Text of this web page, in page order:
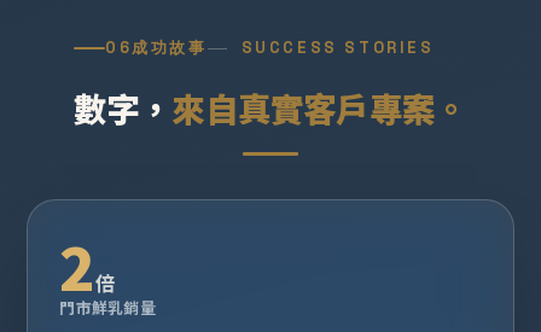
06成功故事 SUCCESS STORIES
數字， 來自真實客戶專案。
2倍
門市鮮乳銷量